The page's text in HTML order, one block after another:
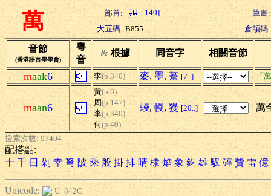
萬 部首: [140]
筆畫:
大五碼: B855 倉頡碼:
音節
(香港語言學學會)
粵
音
& 根據 同音字 相關音節
maak6 李(p.340) 麥, 墨, 驀 [7..] 「
maan6
黃(p.6)
周(p.147)
李(p.340)
何(p.40)
蟃, 幔, 獌 [20..] 萬
搜索次數: 97404
配搭點:
十 千 日 剁 幸 弩 陂 乘 般 掛 排 晴 棣 焰 象 鈞 雄 馭 碎 貲 雷 億
Unicode:
U+842C